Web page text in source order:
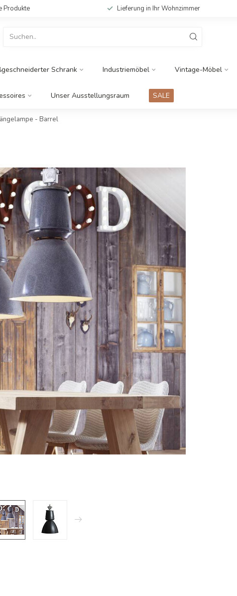
Produkte Lieferung in Ihr Wohnzimmer
Schrank Industriemöbel Vintage-Möbel
Unser Ausstellungsraum SALE
- Barrel